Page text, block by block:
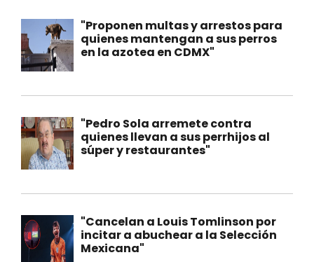
"Proponen multas y arrestos para
quienes mantengan a sus perros
en la azotea en CDMX"
"Pedro Sola arremete contra
quienes llevan a sus perrhijos al
súper y restaurantes"
"Cancelan a Louis Tomlinson por
incitar a abuchear a la Selección
Mexicana"